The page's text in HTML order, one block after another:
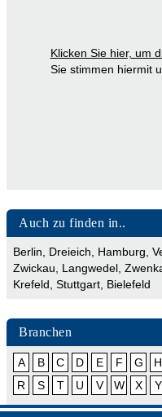
Klicken Sie hier, um
Sie stimmen hiermit
Auch zu finden in..
Berlin Dreieich Hamburg
Zwickau
Langwedel
Krefeld Stuttgart Bielefeld
Branchen
A B C D E F G H
R
S T U V W X Y